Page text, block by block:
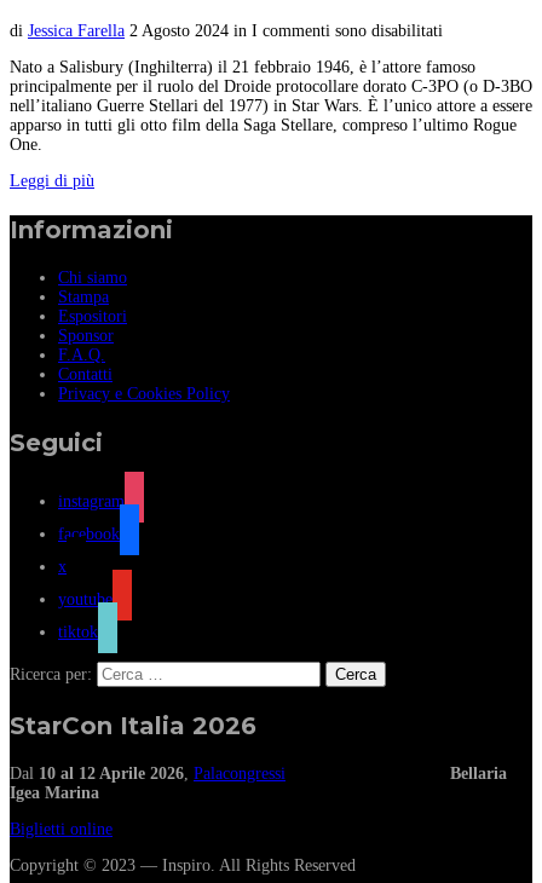
di Jessica Farella 2 Agosto 2024 in I commenti sono disabilitati
Nato a Salisbury (Inghilterra) il 21 febbraio 1946, è l’attore famoso
principalmente per il ruolo del Droide protocollare dorato C-3PO (o D-3BO
nell’italiano Guerre Stellari del 1977) in Star Wars. È l’unico attore a essere
apparso in tutti gli otto film della Saga Stellare, compreso l’ultimo Rogue
One.
Leggi di più
Informazioni
Chi siamo
Stampa
Espositori
Sponsor
F.A.Q.
Contatti
Privacy e Cookies Policy
Seguici
instagram
facebook
x
youtube
tiktok
Ricerca per:
StarCon Italia 2026
Dal 10 al 12 Aprile 2026, Palacongressi
Bellaria
Igea Marina
Biglietti online
Copyright © 2023 — Inspiro. All Rights Reserved